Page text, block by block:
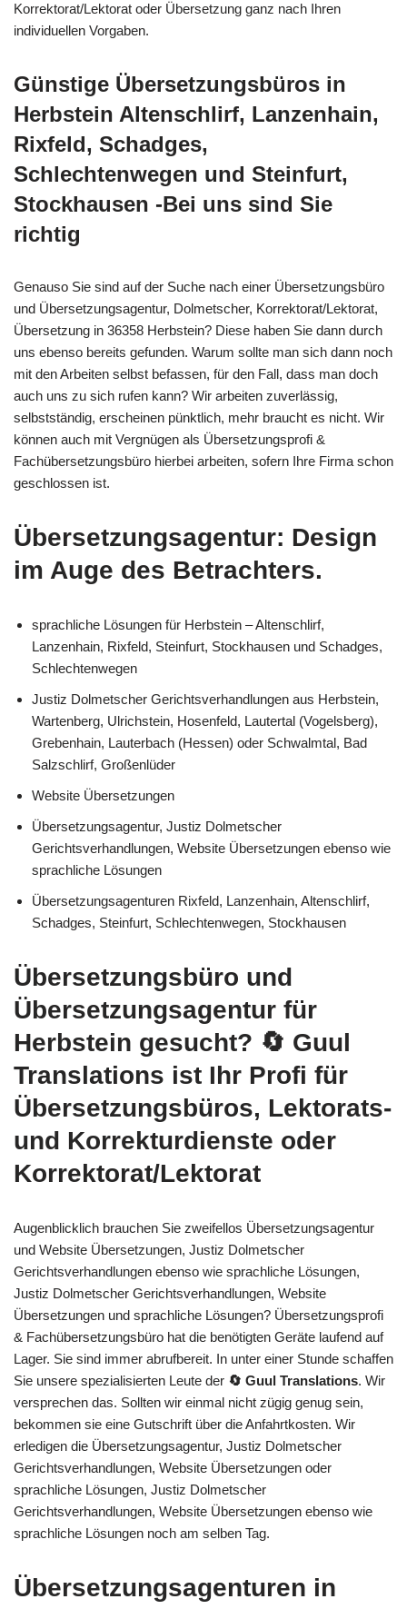
Korrektorat/Lektorat oder Übersetzung ganz nach Ihren
individuellen Vorgaben.
Günstige Übersetzungsbüros in
Herbstein Altenschlirf, Lanzenhain,
Rixfeld, Schadges,
Schlechtenwegen und Steinfurt,
Stockhausen -Bei uns sind Sie
richtig
Genauso Sie sind auf der Suche nach einer Übersetzungsbüro
und Übersetzungsagentur, Dolmetscher, Korrektorat/Lektorat,
Übersetzung in 36358 Herbstein? Diese haben Sie dann durch
uns ebenso bereits gefunden. Warum sollte man sich dann noch
mit den Arbeiten selbst befassen, für den Fall, dass man doch
auch uns zu sich rufen kann? Wir arbeiten zuverlässig,
selbstständig, erscheinen pünktlich, mehr braucht es nicht. Wir
können auch mit Vergnügen als Übersetzungsprofi &
Fachübersetzungsbüro hierbei arbeiten, sofern Ihre Firma schon
geschlossen ist.
Übersetzungsagentur: Design
im Auge des Betrachters.
sprachliche Lösungen für Herbstein – Altenschlirf,
Lanzenhain, Rixfeld, Steinfurt, Stockhausen und Schadges,
Schlechtenwegen
Justiz Dolmetscher Gerichtsverhandlungen aus Herbstein,
Wartenberg, Ulrichstein, Hosenfeld, Lautertal (Vogelsberg),
Grebenhain, Lauterbach (Hessen) oder Schwalmtal, Bad
Salzschlirf, Großenlüder
Website Übersetzungen
Übersetzungsagentur, Justiz Dolmetscher
Gerichtsverhandlungen, Website Übersetzungen ebenso wie
sprachliche Lösungen
Übersetzungsagenturen Rixfeld, Lanzenhain, Altenschlirf,
Schadges, Steinfurt, Schlechtenwegen, Stockhausen
Übersetzungsbüro und
Übersetzungsagentur für
Herbstein gesucht? 🔄 Guul
Translations ist Ihr Profi für
Übersetzungsbüros, Lektorats-
und Korrekturdienste oder
Korrektorat/Lektorat
Augenblicklich brauchen Sie zweifellos Übersetzungsagentur
und Website Übersetzungen, Justiz Dolmetscher
Gerichtsverhandlungen ebenso wie sprachliche Lösungen,
Justiz Dolmetscher Gerichtsverhandlungen, Website
Übersetzungen und sprachliche Lösungen? Übersetzungsprofi
& Fachübersetzungsbüro hat die benötigten Geräte laufend auf
Lager. Sie sind immer abrufbereit. In unter einer Stunde schaffen
Sie unsere spezialisierten Leute der 🔄 Guul Translations. Wir
versprechen das. Sollten wir einmal nicht zügig genug sein,
bekommen sie eine Gutschrift über die Anfahrtkosten. Wir
erledigen die Übersetzungsagentur, Justiz Dolmetscher
Gerichtsverhandlungen, Website Übersetzungen oder
sprachliche Lösungen, Justiz Dolmetscher
Gerichtsverhandlungen, Website Übersetzungen ebenso wie
sprachliche Lösungen noch am selben Tag.
Übersetzungsagenturen in